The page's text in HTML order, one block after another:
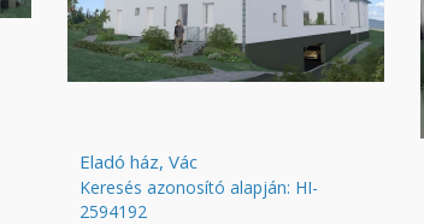
Eladó ház, Vác
Keresés azonosító alapján: HI-
2594192